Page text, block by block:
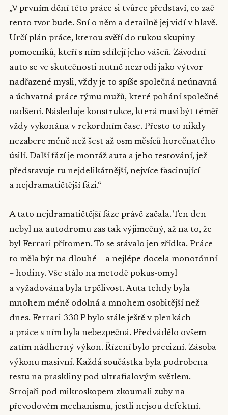
„V prvním dění této práce si tvůrce představí, co zač
tento tvor bude. Sní o něm a detailně jej vidí v hlavě.
Určí plán práce, kterou svěří do rukou skupiny
pomocníků, kteří s ním sdílejí jeho vášeň. Závodní
auto se ve skutečnosti nutně nezrodí jako výtvor
nadřazené mysli, vždy je to spíše společná neúnavná
a úchvatná práce týmu mužů, které pohání společné
nadšení. Následuje konstrukce, která musí být téměř
vždy vykonána v rekordním čase. Přesto to nikdy
nezabere méně než šest až osm měsíců horečnatého
úsilí. Další fází je montáž auta a jeho testování, jež
představuje tu nejdelikátnější, nejvíce fascinující
a nejdramatičtější fázi.“
A tato nejdramatičtější fáze právě začala. Ten den
nebyl na autodromu zas tak výjimečný, až na to, že
byl Ferrari přítomen. To se stávalo jen zřídka. Práce
to měla být na dlouhé – a nejlépe docela monotónní
– hodiny. Vše stálo na metodě pokus-omyl
a vyžadována byla trpělivost. Auta tehdy byla
mnohem méně odolná a mnohem osobitější než
dnes. Ferrari 330 P bylo stále ještě v plenkách
a práce s ním byla nebezpečná. Předvádělo ovšem
zatím nádherný výkon. Řízení bylo precizní. Zásoba
výkonu masivní. Každá součástka byla podrobena
testu na praskliny pod ultrafialovým světlem.
Strojaři pod mikroskopem zkoumali zuby na
převodovém mechanismu, jestli nejsou defektní.